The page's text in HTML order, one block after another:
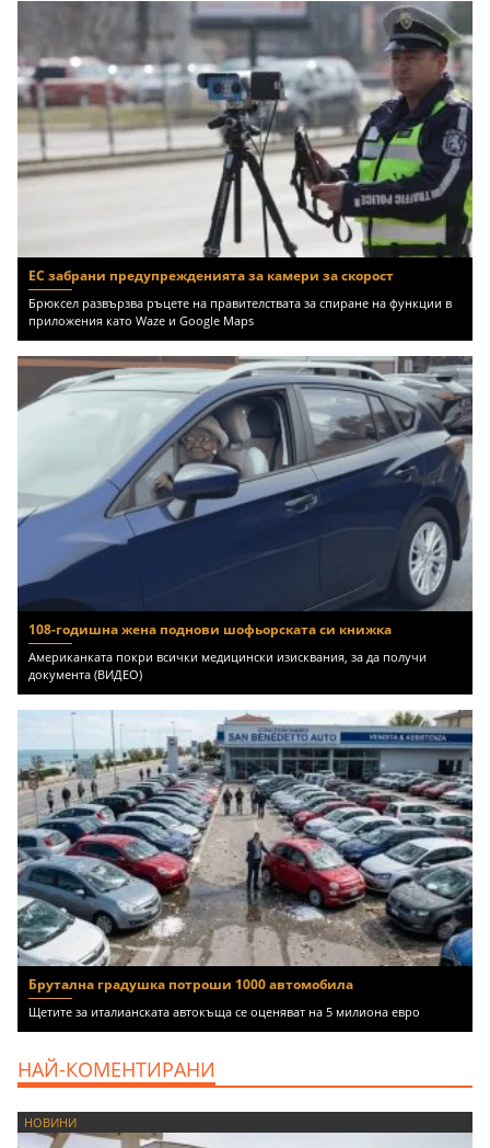
ЕС забрани предупрежденията за камери за скорост
Брюксел развързва ръцете на правителствата за спиране на функции в
приложения като Waze и Google Maps
108-годишна жена поднови шофьорската си книжка
Американката покри всички медицински изисквания, за да получи
документа (ВИДЕО)
Брутална градушка потроши 1000 автомобила
Щетите за италианската автокъща се оценяват на 5 милиона евро
НАЙ-КОМЕНТИРАНИ
НОВИНИ